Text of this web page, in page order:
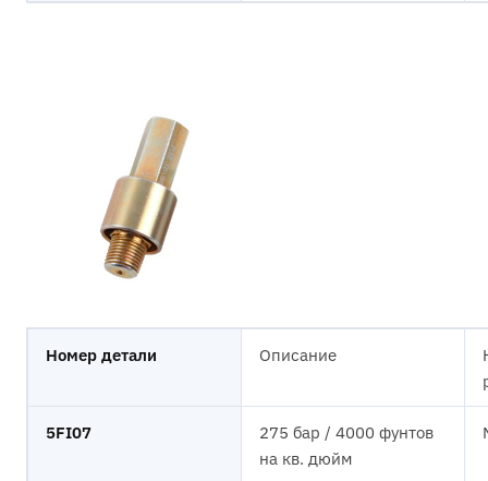
Номер детали Описание
5FI07
275 бар / 4000 фунтов
на кв. дюйм